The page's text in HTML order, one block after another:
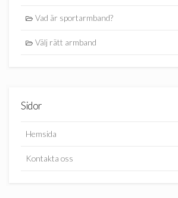
Vad är sportarmband?
Välj rätt armband
Sidor
Hemsida
Kontakta oss